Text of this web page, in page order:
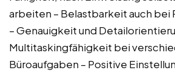
arbeiten – Belastbarkeit auch bei
– Genauigkeit und
Multitaskingfähigkeit bei
Büroaufgaben – Positive